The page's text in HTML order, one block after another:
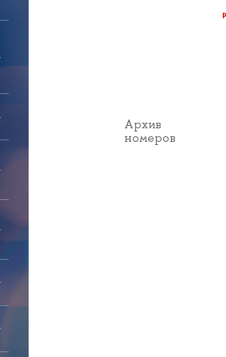
Архив
номеров